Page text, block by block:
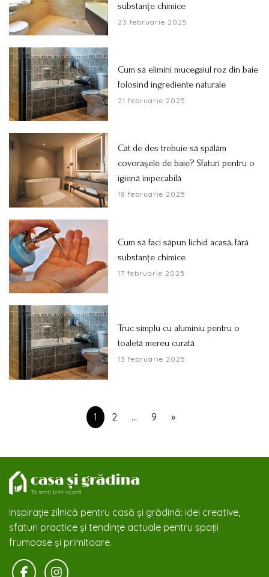
substanțe chimice
23 februarie 2025
Cum să elimini mucegaiul roz din baie
folosind ingrediente naturale
21 februarie 2025
Cât de des trebuie să spălăm
covorașele de baie? Sfaturi pentru o
igienă impecabilă
18 februarie 2025
Cum să faci săpun lichid acasă, fără
substanțe chimice
17 februarie 2025
Truc simplu cu aluminiu pentru o
toaletă mereu curată
13 februarie 2025
1 2 … 9 »
Inspirație zilnică pentru casă și grădină: idei creative,
sfaturi practice și tendințe actuale pentru spații
frumoase și primitoare.